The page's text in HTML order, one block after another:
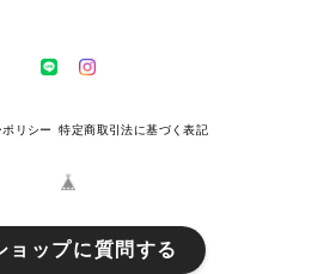
リシー 特定商取引法に基づく表記
ョップに質問する